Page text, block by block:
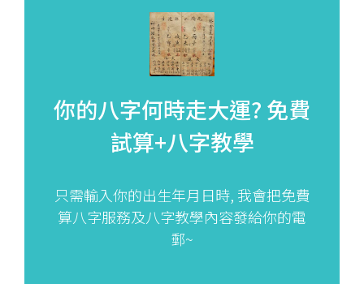
你的八字何時走大運? 免費
試算+八字教學
只需輸入你的出生年月日時, 我會把免費
算八字服務及八字教學內容發給你的電
郵~